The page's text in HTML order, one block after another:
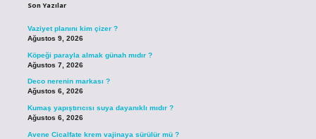
Son Yazılar
Vaziyet planını kim çizer ?
Ağustos 9, 2026
Köpeği parayla almak günah mıdır ?
Ağustos 7, 2026
Deco nerenin markası ?
Ağustos 6, 2026
Kumaş yapıştırıcısı suya dayanıklı mıdır ?
Ağustos 6, 2026
Avene Cicalfate krem vajinaya sürülür mü ?